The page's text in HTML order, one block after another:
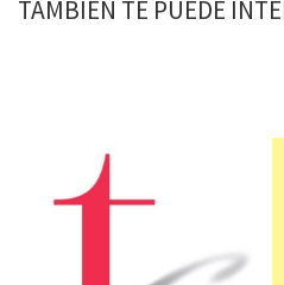
TAMBIÉN TE PUEDE